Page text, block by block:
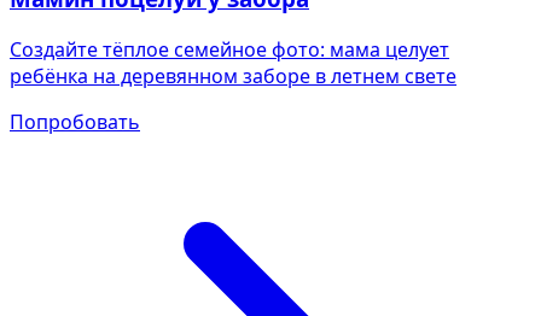
Создайте тёплое семейное фото: мама целует
ребёнка на деревянном заборе в летнем свете
Попробовать